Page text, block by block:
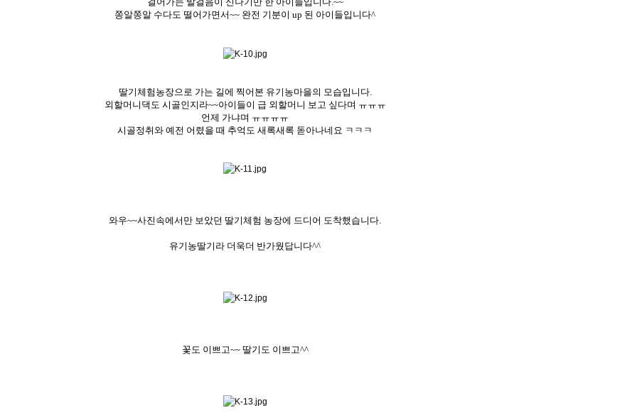
쫑알쫑알 수다도 떨어가면서~~ 완전 기분이 up 된 아이들입니다^
딸기체험농장으로 가는 길에 찍어본 유기농마을의 모습입니다.
외할머니댁도 시골인지라~~아이들이 급 외할머니 보고 싶다며 ㅠㅠㅠ
언제 가냐며 ㅠㅠㅠㅠ
시골정취와 예전 어렸을 때 추억도 새록새록 돋아나네요 ㅋㅋㅋ
와우~~사진속에서만 보았던 딸기체험 농장에 드디어 도착했습니다.
유기농딸기라 더욱더 반가웠답니다^^
꽃도 이쁘고~~ 딸기도 이쁘고^^